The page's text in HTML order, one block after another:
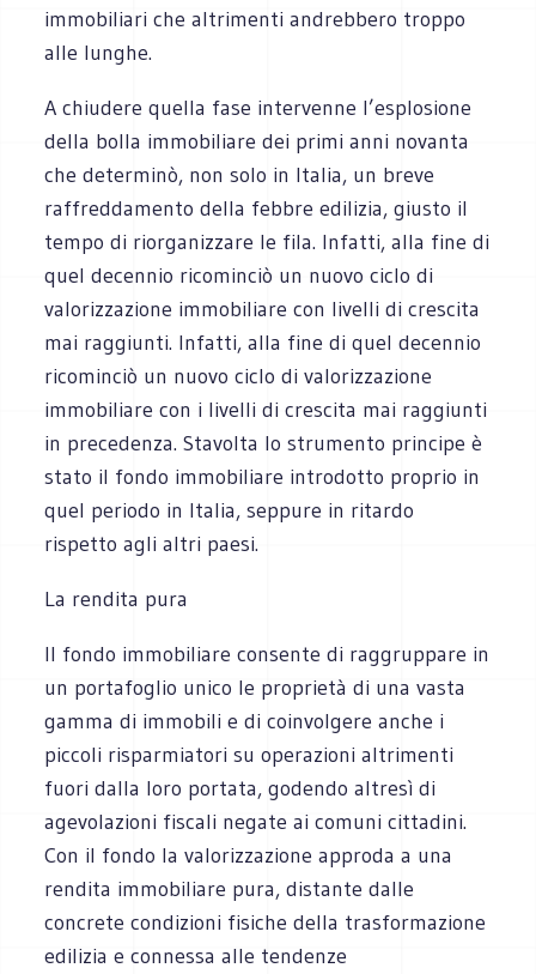
immobiliari che altrimenti andrebbero troppo
alle lunghe.
A chiudere quella fase intervenne l’esplosione
della bolla immobiliare dei primi anni novanta
che determinò, non solo in Italia, un breve
raffreddamento della febbre edilizia, giusto il
tempo di riorganizzare le fila. Infatti, alla fine di
quel decennio ricominciò un nuovo ciclo di
valorizzazione immobiliare con livelli di crescita
mai raggiunti. Infatti, alla fine di quel decennio
ricominciò un nuovo ciclo di valorizzazione
immobiliare con i livelli di crescita mai raggiunti
in precedenza. Stavolta lo strumento principe è
stato il fondo immobiliare introdotto proprio in
quel periodo in Italia, seppure in ritardo
rispetto agli altri paesi.
La rendita pura
Il fondo immobiliare consente di raggruppare in
un portafoglio unico le proprietà di una vasta
gamma di immobili e di coinvolgere anche i
piccoli risparmiatori su operazioni altrimenti
fuori dalla loro portata, godendo altresì di
agevolazioni fiscali negate ai comuni cittadini.
Con il fondo la valorizzazione approda a una
rendita immobiliare pura, distante dalle
concrete condizioni fisiche della trasformazione
edilizia e connessa alle tendenze